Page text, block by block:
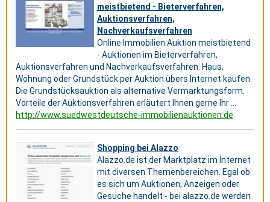
meistbietend - Bieterverfahren,
Auktionsverfahren,
Nachverkaufsverfahren
Online Immobilien Auktion meistbietend
- Auktionen im Bieterverfahren,
Auktionsverfahren und Nachverkaufsverfahren. Haus,
Wohnung oder Grundstück per Auktion übers Internet kaufen.
Die Grundstücksauktion als alternative Vermarktungsform.
Vorteile der Auktionsverfahren erläutert Ihnen gerne Ihr ...
http://www.suedwestdeutsche-immobilienauktionen.de
Shopping bei Alazzo
Alazzo.de ist der Marktplatz im Internet
mit diversen Themenbereichen. Egal ob
es sich um Auktionen, Anzeigen oder
Gesuche handelt - bei alazzo.de werden